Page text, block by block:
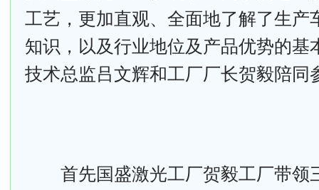
工艺，更加直观、全面地了解了生产
知识，以及行业地位及产品优势的基
技术总监吕文辉和工厂厂长贺毅陪同
首先国盛激光工厂贺毅工厂带领